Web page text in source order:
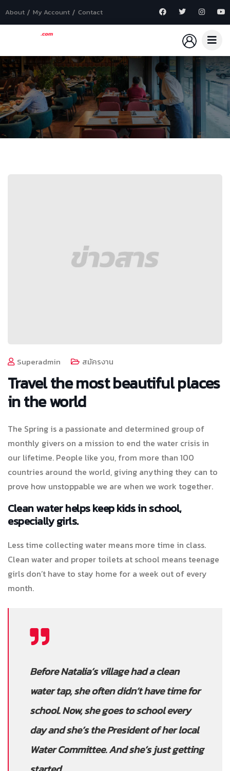
About My Account Contact
Superadmin สมัครงาน
Travel the most beautiful places
in the world
The Spring is a passionate and determined group of
monthly givers on a mission to end the water crisis in
our lifetime. People like you, from more than 100
countries around the world, giving anything they can to
prove how unstoppable we are when we work together.
Clean water helps keep kids in school,
especially girls.
Less time collecting water means more time in class.
Clean water and proper toilets at school means teenage
girls don’t have to stay home for a week out of every
month.
Before Natalia’s village had a clean
water tap, she often didn’t have time for
school. Now, she goes to school every
day and she’s the President of her local
Water Committee. And she’s just getting